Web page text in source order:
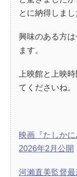
とに納得しまし
興味のある方
ます。
上映館と上映
てくださいね。
映画『たしか
2026年2月公開
河瀨直美監督最